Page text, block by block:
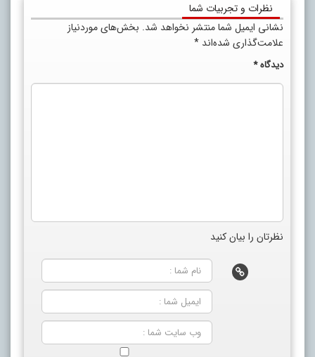
نظرات و تجربیات شما
نشانی ایمیل شما منتشر نخواهد شد. بخش‌های موردنیاز
علامت‌گذاری شده‌اند *
دیدگاه*
نظرتان را بیان کنید